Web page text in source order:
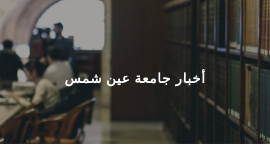
الرئيسيـة
عن الجامعة
القطاعـات
الشئون الأكاديمية
البحث العلمي
أخبار جامعة عين شمس